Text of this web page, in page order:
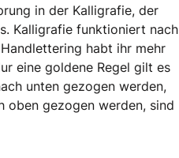
in der Kalligrafie, der
Kalligrafie funktioniert nach
habt ihr mehr
eine goldene Regel gilt es
unten gezogen werden,
oben gezogen werden, sind